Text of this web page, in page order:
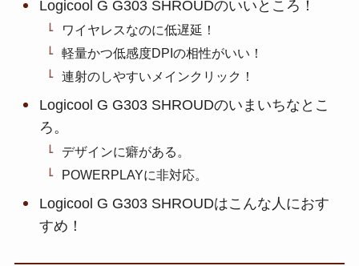
Logicool G G303 SHROUDのいいところ！
ワイヤレスなのに低遅延！
軽量かつ低感度DPIの相性がいい！
連射のしやすいメインクリック！
Logicool G G303 SHROUDのいまいちなとこ
ろ。
デザインに癖がある。
POWERPLAYに非対応。
Logicool G G303 SHROUDはこんな人におす
すめ！